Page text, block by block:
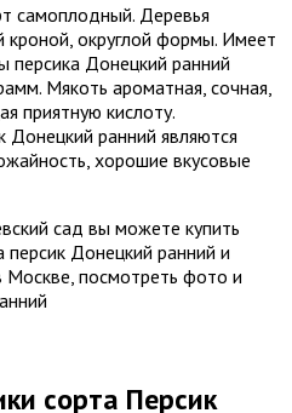
самоплодный. Деревья
кроной, округлой формы. Имеет
Донецкий ранний
Мякоть ароматная, сочная,
приятную кислоту.
Донецкий ранний являются
хорошие вкусовые
сад вы можете купить
Донецкий ранний и
Москве, посмотреть фото и
сорта Персик